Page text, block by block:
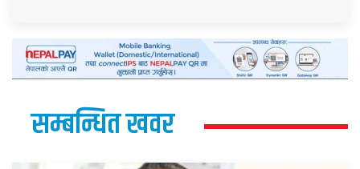
सम्बन्धित खवर